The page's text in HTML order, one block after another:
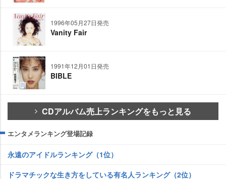
1996年05月27日発売
Vanity Fair
1991年12月01日発売
BIBLE
CDアルバム売上ランキングをもっと見る
エンタメランキング登場記録
永遠のアイドルランキング（1位）
ドラマチックな生き方をしている有名人ランキング（2位）